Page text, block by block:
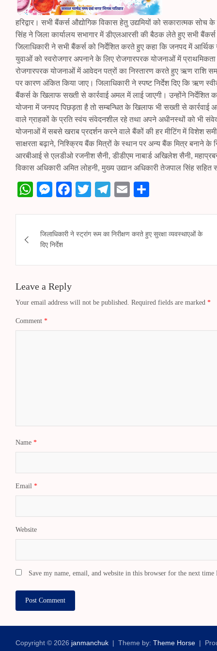
हरिद्वार। सभी बैंकर्स औद्योगिक विकास हेतु उद्यमियों को सकारात्मक
सिंह ने जिला कार्यालय सभागार में डीएलआरसी की बैठक लेते हुए सभी बैंकर्स
जिलाधिकारी ने सभी बैंकर्स को निर्देशित करते हुए कहा कि जनपद में आर्थिक
युवाओं को स्वरोजगार अपनाने के लिए रोजगारपरक योजनाओं में
रोजगारपरक योजनाओं में आवेदन पत्रों का निस्तारण करते हुए ऋण राशि
पर कारण अंकित किया जाए। जिलाधिकारी ने स्पष्ट निर्देश दिए कि ऋण
बैंकर्स के खिलाफ सख्ती से कार्रवाई अमल में लाई जाएगी। उन्होंने निर्देशित
योजना में जनपद पिछड़ता है तो सम्बन्धित के खिलाफ भी सख्ती से कार्रवाई
वाले ग्राहकों के प्रति स्वंय संवेदनशील रहे तथा अपने अधीनस्थों को भी
योजनाओं में सबसे खराब प्रदर्शन करने वाले बैंकों की हर मीटिंग में विशेश
साक्षरता बढ़ाने, निश्क्रिय बैंक मित्रों के स्थान पर अन्य बैंक मित्र बनाने
आरबीआई से एलडीओ रजनीश सैनी, डीडीएम नाबार्ड अखिलेश सैनी,
विकास अधिकारी अमित लोहनी, मुख्य उद्यान अधिकारी तेजपाल सिंह सहित
W
ts
A
pp
M
se
ng
er
Fa
bo
ok
T
tte
r
Te
gr
a
E
ail re
navigation
जिलाधिकारी ने स्ट्रांग रूम का निरीक्षण करते हुए सुरक्षा व्यवस्थाएओं के
दिए निर्देश
Leave a Reply
Your email address will not be published. Required fields are marked *
Comment *
Name *
Email *
Website
Save my name, email, and website in this browser for the next time
Copyright © 2026 janmanchuk Theme by: Theme Horse